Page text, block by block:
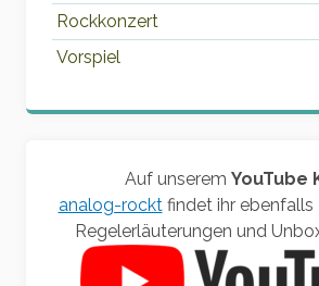
Rockkonzert
Vorspiel
Auf unserem YouTube
analog-rocktfindet ihr ebenfalls
Regelerläuterungen und